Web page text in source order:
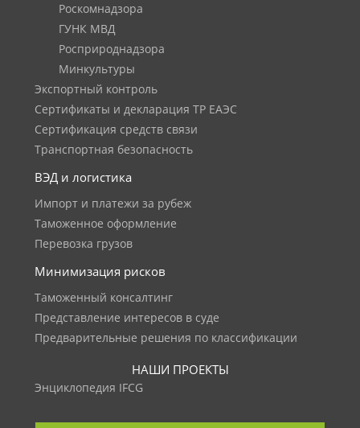
Роскомнадзора
ГУНК МВД
Росприроднадзора
Минкультуры
Экспортный контроль
Сертификаты и декларация ТР ЕАЭС
Сертификация средств связи
Транспортная безопасность
ВЭД и логистика
Импорт и платежи за рубеж
Таможенное оформление
Перевозка грузов
Минимизация рисков
Таможенный консалтинг
Представление интересов в суде
Предварительные решения по классификации
НАШИ ПРОЕКТЫ
Энциклопедия IFCG